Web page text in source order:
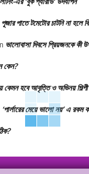
পূজার পাতে টমেটোর চাটনি না হলে
ভালোবাসা দিবসে প্রিয়জনকে কী
কেন?
কেমন হবে আবৃত্তি ও অভিনয়
‘পার্লারের মেয়ে ভালো নয়’ এ রকম